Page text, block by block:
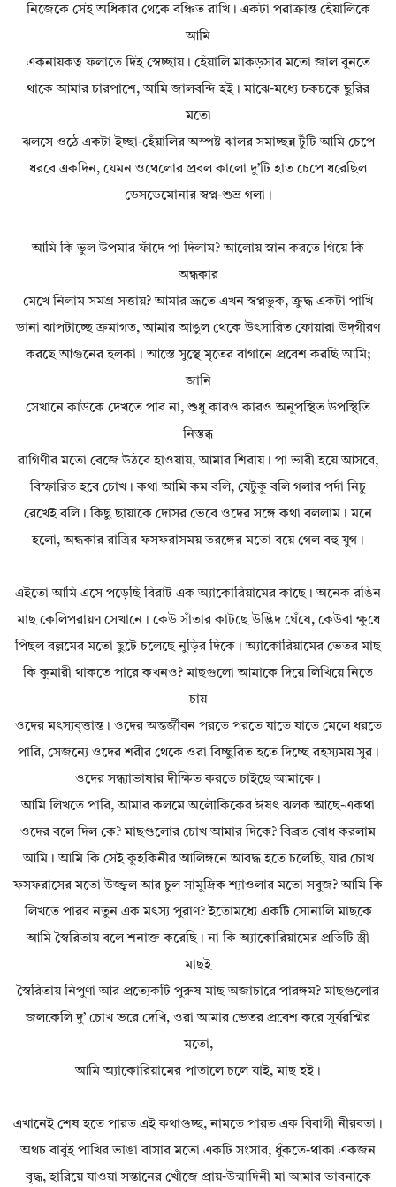
নিজেকে সেই অধিকার থেকে বঞ্চিত রাখি। একটা পরাক্রান্ত হেঁয়ালিকে
আমি
একনায়কত্ব ফলাতে দিই স্বেচ্ছায়। হেঁয়ালি মাকড়সার মতো জাল বুনতে
থাকে আমার চারপাশে, আমি জালবন্দি হই। মাঝে-মধ্যে চকচকে ছুরির
মতো
ঝলসে ওঠে একটা ইচ্ছা-হেঁয়ালির অস্পষ্ট ঝালর সমাচ্ছন্ন টুঁটি আমি চেপে
ধরবে একদিন, যেমন ওথেলোর প্রবল কালো দু’টি হাত চেপে ধরেছিল
ডেসডেমোনার স্বপ্ন-শুভ্র গলা।
আমি কি ভুল উপমার ফাঁদে পা দিলাম? আলোয় স্নান করতে গিয়ে কি
অন্ধকার
মেখে নিলাম সমগ্র সত্তায়? আমার ভ্রূতে এখন স্বপ্নভুক, ক্রুদ্ধ একটা পাখি
ডানা ঝাপটাচ্ছে ক্রমাগত, আমার আঙুল থেকে উৎসারিত ফোয়ারা উদ্‌গীরণ
করছে আগুনের হলকা। আস্তে সুস্থে মৃতের বাগানে প্রবেশ করছি আমি;
জানি
সেখানে কাউকে দেখতে পাব না, শুধু কারও কারও অনুপস্থিত উপস্থিতি
নিস্তব্ধ
রাগিণীর মতো বেজে উঠবে হাওয়ায়, আমার শিরায়। পা ভারী হয়ে আসবে,
বিস্ফারিত হবে চোখ। কথা আমি কম বলি, যেটুকু বলি গলার পর্দা নিচু
রেখেই বলি। কিছু ছায়াকে দোসর ভেবে ওদের সঙ্গে কথা বললাম। মনে
হলো, অন্ধকার রাত্রির ফসফরাসময় তরঙ্গের মতো বয়ে গেল বহু যুগ।
এইতো আমি এসে পড়েছি বিরাট এক অ্যাকোরিয়ামের কাছে। অনেক রঙিন
মাছ কেলিপরায়ণ সেখানে। কেউ সাঁতার কাটছে উদ্ভিদ ঘেঁষে, কেউবা ক্ষুধে
পিছল বল্লমের মতো ছুটে চলেছে নুড়ির দিকে। অ্যাকোরিয়ামের ভেতর মাছ
কি কুমারী থাকতে পারে কখনও? মাছগুলো আমাকে দিয়ে লিখিয়ে নিতে
চায়
ওদের মৎস্যবৃত্তান্ত। ওদের অন্তর্জীবন পরতে পরতে যাতে যাতে মেলে ধরতে
পারি, সেজন্যে ওদের শরীর থেকে ওরা বিচ্ছুরিত হতে দিচ্ছে রহস্যময় সুর।
ওদের সন্ধ্যাভাষার দীক্ষিত করতে চাইছে আমাকে।
আমি লিখতে পারি, আমার কলমে অলৌকিকের ঈষৎ ঝলক আছে-একথা
ওদের বলে দিল কে? মাছগুলোর চোখ আমার দিকে? বিব্রত বোধ করলাম
আমি। আমি কি সেই কুহকিনীর আলিঙ্গনে আবদ্ধ হতে চলেছি, যার চোখ
ফসফরাসের মতো উজ্জ্বল আর চুল সামুদ্রিক শ্যাওলার মতো সবুজ? আমি কি
লিখতে পারব নতুন এক মৎস্য পুরাণ? ইতোমধ্যে একটি সোনালি মাছকে
আমি স্বৈরিতায় বলে শনাক্ত করেছি। না কি অ্যাকোরিয়ামের প্রতিটি স্ত্রী
মাছই
স্বৈরিতায় নিপুণা আর প্রত্যেকটি পুরুষ মাছ অজাচারে পারঙ্গম? মাছগুলোর
জলকেলি দু’ চোখ ভরে দেখি, ওরা আমার ভেতর প্রবেশ করে সূর্যরশ্মির
মতো,
আমি অ্যাকোরিয়ামের পাতালে চলে যাই, মাছ হই।
এখানেই শেষ হতে পারত এই কথাগুচ্ছ, নামতে পারত এক বিবাগী নীরবতা।
অথচ বাবুই পাখির ভাঙা বাসার মতো একটি সংসার, ধুঁকতে-থাকা একজন
বৃদ্ধ, হারিয়ে যাওয়া সন্তানের খোঁজে প্রায়-উন্মাদিনী মা আমার ভাবনাকে